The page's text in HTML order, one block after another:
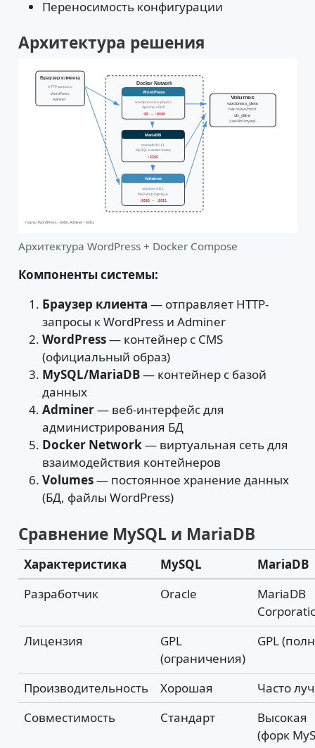
Переносимость конфигурации
Архитектура решения
Архитектура WordPress + Docker Compose
Компоненты системы:
Браузер клиента — отправляет HTTP-
запросы к WordPress и Adminer
WordPress— контейнер с CMS
(официальный образ)
MySQL/MariaDB— контейнер с базой
данных
Adminer— веб-интерфейс для
администрирования БД
Docker Network— виртуальная сеть для
взаимодействия контейнеров
Volumes— постоянное хранение данных
(БД, файлы WordPress)
Сравнение MySQL и MariaDB
Характеристика MySQL
MariaDB
Разработчик
Oracle
MariaDB
Лицензия
GPL
(ограничения)
GPL
Производительность Хорошая
Часто
Совместимость
Стандарт
Высокая
(форк